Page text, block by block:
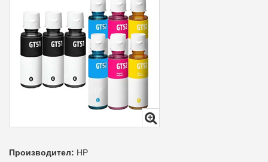
Производител: HP